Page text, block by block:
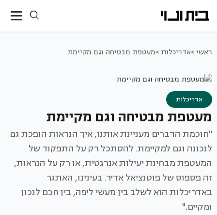
ראשי >אדריכלות >מעטפת מבטיחה וגם מקיימת
אדריכלות
מעטפת מבטיחה וגם מקיימת
"חוכמת הדברים מעניינת אותנו, איך הנראות הופכת גם
לנכונה וגם למקיימת. להסתכל רק על התפקוד של
המעטפת מבחינת יעילות אנרגטית, או רק על הנראות,
זה פספוס של פוטנציאל אדיר. בעינינו, האתגר
באדריכלות הוא לשלב בין מעשי ליפה, בין חכם לנכון
ומקיים."